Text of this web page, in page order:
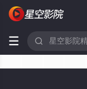
 